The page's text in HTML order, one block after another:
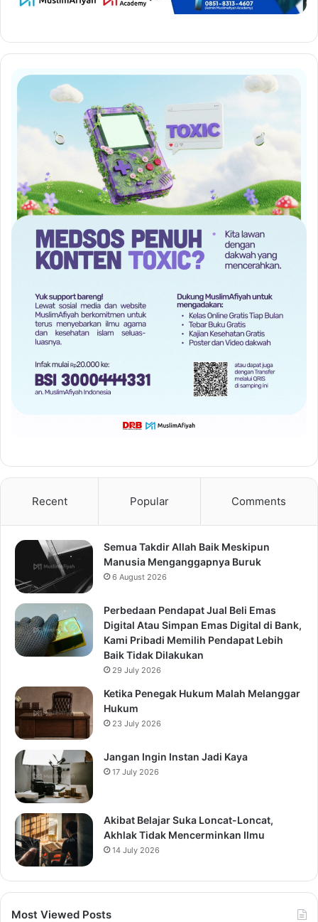
Recent Popular Comments
Semua Takdir Allah Baik Meskipun
Manusia Menganggapnya Buruk
6 August 2026
Perbedaan Pendapat Jual Beli Emas
Digital Atau Simpan Emas Digital di Bank,
Kami Pribadi Memilih Pendapat Lebih
Baik Tidak Dilakukan
29 July 2026
Ketika Penegak Hukum Malah Melanggar
Hukum
23 July 2026
Jangan Ingin Instan Jadi Kaya
17 July 2026
Akibat Belajar Suka Loncat-Loncat,
Akhlak Tidak Mencerminkan Ilmu
14 July 2026
Most Viewed Posts